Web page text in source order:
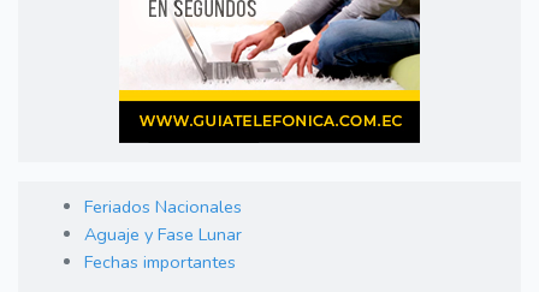
Feriados Nacionales
Aguaje y Fase Lunar
Fechas importantes